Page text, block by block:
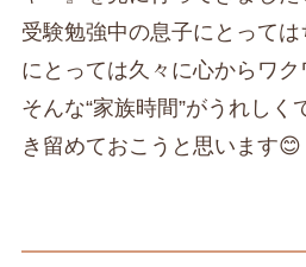
受験勉強中の息子にとって
にとっては久々に心からワク
そんな“家族時間”がうれし
き留めておこうと思います😊